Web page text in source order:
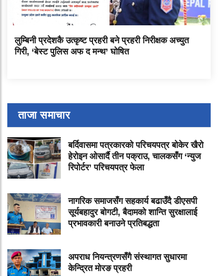
लुम्बिनी प्रदेशकै उत्कृष्ट प्रहरी बने प्रहरी निरीक्षक अच्युत
गिरी, ‘बेस्ट पुलिस अफ द मन्थ’ घोषित
ताजा समाचार
बर्दिवासमा पत्रकारको परिचयपत्र बोकेर खैरो
हेरोइन ओसार्दै तीन पक्राउ, चालकसँग ‘न्युज
रिपोर्टर’ परिचयपत्र फेला
नागरिक समाजसँग सहकार्य बढाउँदै डीएसपी
सूर्यबहादुर बोगटी, बैदामको शान्ति सुरक्षालाई
प्रभावकारी बनाउने प्रतिबद्धता
अपराध नियन्त्रणसँगै संस्थागत सुधारमा
केन्द्रित मोरङ प्रहरी